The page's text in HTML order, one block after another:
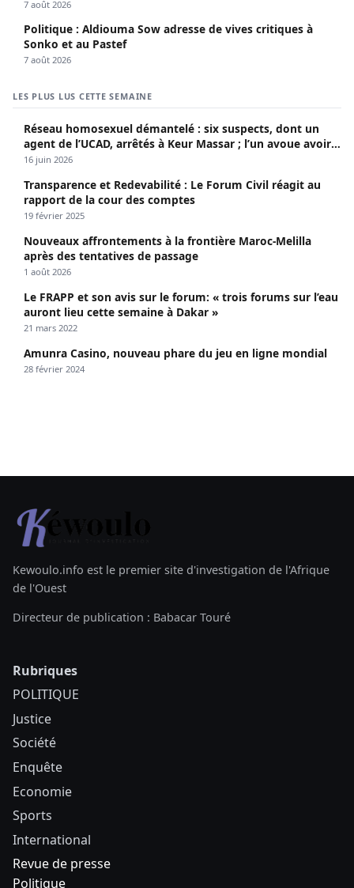
7 août 2026
Politique : Aldiouma Sow adresse de vives critiques à
Sonko et au Pastef
7 août 2026
LES PLUS LUS CETTE SEMAINE
Réseau homosexuel démantelé : six suspects, dont un
agent de l’UCAD, arrêtés à Keur Massar ; l’un avoue avoir
propagé le VIH depuis 2018
16 juin 2026
Transparence et Redevabilité : Le Forum Civil réagit au
rapport de la cour des comptes
19 février 2025
Nouveaux affrontements à la frontière Maroc-Melilla
après des tentatives de passage
1 août 2026
Le FRAPP et son avis sur le forum: « trois forums sur l’eau
auront lieu cette semaine à Dakar »
21 mars 2022
Amunra Casino, nouveau phare du jeu en ligne mondial
28 février 2024
Kewoulo.info est le premier site d'investigation de l'Afrique
de l'Ouest
Directeur de publication : Babacar Touré
Rubriques
POLITIQUE
Justice
Société
Enquête
Economie
Sports
International
Revue de presse
Politique